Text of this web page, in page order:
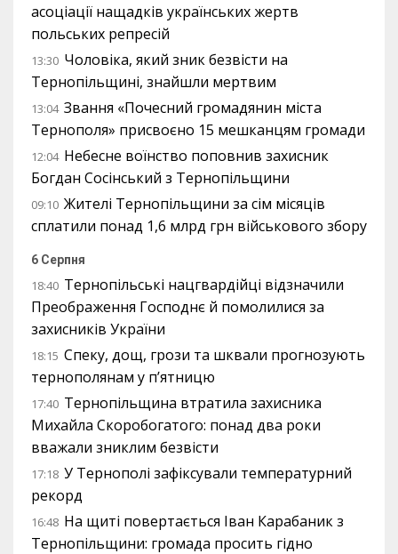
асоціації нащадків українських жертв
польських репресій
13:30 Чоловіка, який зник безвісти на
Тернопільщині, знайшли мертвим
13:04 Звання «Почесний громадянин міста
Тернополя» присвоєно 15 мешканцям громади
12:04 Небесне воїнство поповнив захисник
Богдан Сосінський з Тернопільщини
09:10 Жителі Тернопільщини за сім місяців
сплатили понад 1,6 млрд грн військового збору
6 Серпня
18:40 Тернопільські нацгвардійці відзначили
Преображення Господнє й помолилися за
захисників України
18:15 Спеку, дощ, грози та шквали прогнозують
тернополянам у п’ятницю
17:40 Тернопільщина втратила захисника
Михайла Скоробогатого: понад два роки
вважали зниклим безвісти
17:18 У Тернополі зафіксували температурний
рекорд
16:48 На щиті повертається Іван Карабаник з
Тернопільщини: громада просить гідно